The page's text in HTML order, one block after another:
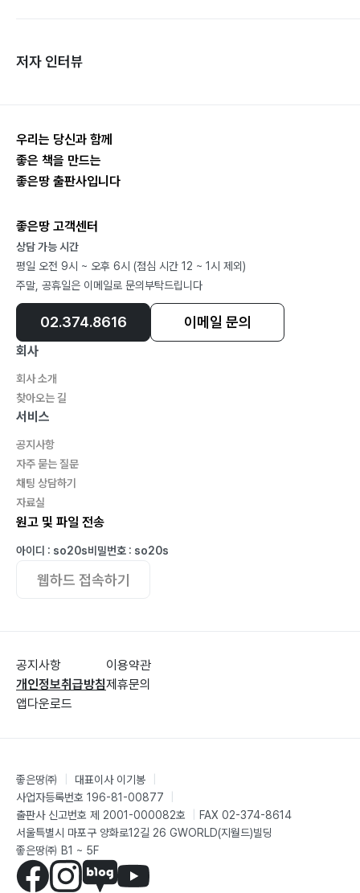
저자 인터뷰
우리는 당신과 함께
좋은 책을 만드는
좋은땅 출판사입니다
좋은땅 고객센터
상담 가능 시간
평일 오전 9시 ~ 오후 6시 (점심 시간 12 ~ 1시 제외)
주말, 공휴일은 이메일로 문의부탁드립니다
02.374.8616 이메일 문의
회사
회사 소개
찾아오는 길
서비스
공지사항
자주 묻는 질문
채팅 상담하기
자료실
원고 및 파일 전송
아이디 : so20s비밀번호 : so20s
웹하드 접속하기
공지사항
개인정보취급방침
앱다운로드
이용약관
제휴문의
좋은땅㈜ 대표이사 이기봉
사업자등록번호 196-81-00877
출판사 신고번호 제 2001-000082호
FAX 02-374-8614
서울특별시 마포구 양화로12길 26 GWORLD(지월드)빌딩
좋은땅㈜ B1 ~ 5F